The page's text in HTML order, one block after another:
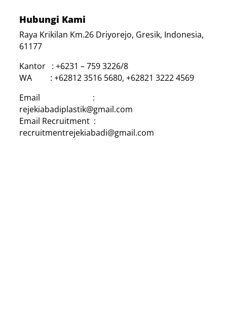
Hubungi Kami
Raya Krikilan Km.26 Driyorejo, Gresik, Indonesia,
61177
Kantor : +6231 – 759 3226/8
WA : +62812 3516 5680, +62821 3222 4569
Email :
rejekiabadiplastik@gmail.com
Email Recruitment :
recruitmentrejekiabadi@gmail.com